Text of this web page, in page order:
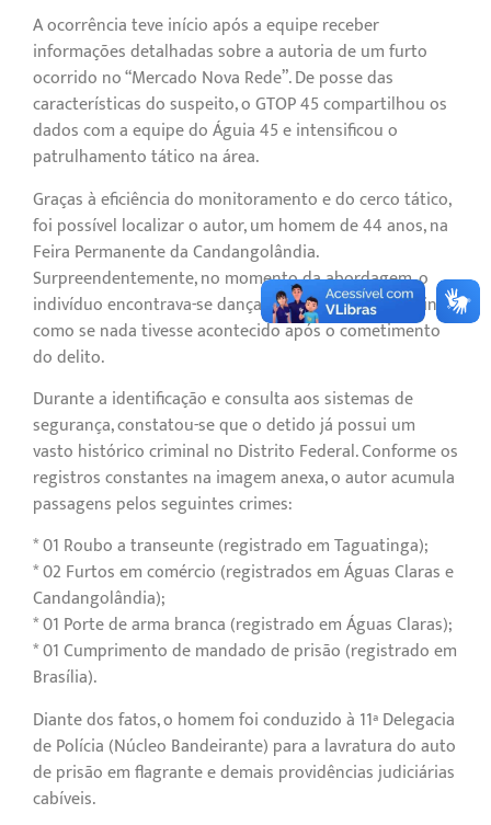
A ocorrência teve início após a equipe receber
informações detalhadas sobre a autoria de um furto
ocorrido no “Mercado Nova Rede”. De posse das
características do suspeito, o GTOP 45 compartilhou os
dados com a equipe do Águia 45 e intensificou o
patrulhamento tático na área.
Graças à eficiência do monitoramento e do cerco tático,
foi possível localizar o autor, um homem de 44 anos, na
Feira Permanente da Candangolândia.
Surpreendentemente, no momento da abordagem, o
indivíduo encontrava-se dançando forró no local, agindo
como se nada tivesse acontecido após o cometimento
do delito.
Durante a identificação e consulta aos sistemas de
segurança, constatou-se que o detido já possui um
vasto histórico criminal no Distrito Federal. Conforme os
registros constantes na imagem anexa, o autor acumula
passagens pelos seguintes crimes:
* 01 Roubo a transeunte (registrado em Taguatinga);
* 02 Furtos em comércio (registrados em Águas Claras e
Candangolândia);
* 01 Porte de arma branca (registrado em Águas Claras);
* 01 Cumprimento de mandado de prisão (registrado em
Brasília).
Diante dos fatos, o homem foi conduzido à 11ª Delegacia
de Polícia (Núcleo Bandeirante) para a lavratura do auto
de prisão em flagrante e demais providências judiciárias
cabíveis.